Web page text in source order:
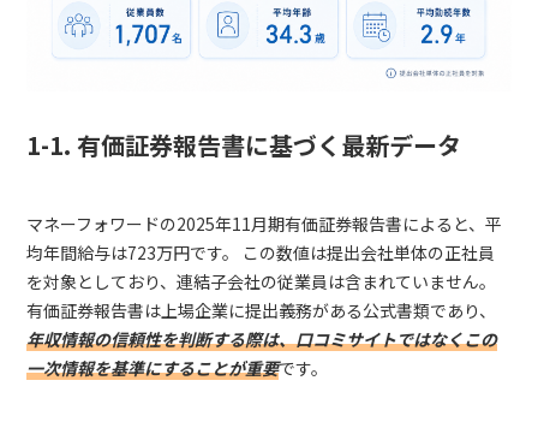
1-1. 有価証券報告書に基づく最新データ
マネーフォワードの2025年11月期有価証券報告書によると、平
均年間給与は723万円です。 この数値は提出会社単体の正社員
を対象としており、連結子会社の従業員は含まれていません。
有価証券報告書は上場企業に提出義務がある公式書類であり、
年収情報の信頼性を判断する際は、口コミサイトではなくこの
一次情報を基準にすることが重要です。